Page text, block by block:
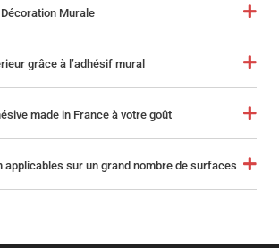
Murale
grâce à l’adhésif mural
made in France à votre goût
applicables sur un grand nombre de surfaces